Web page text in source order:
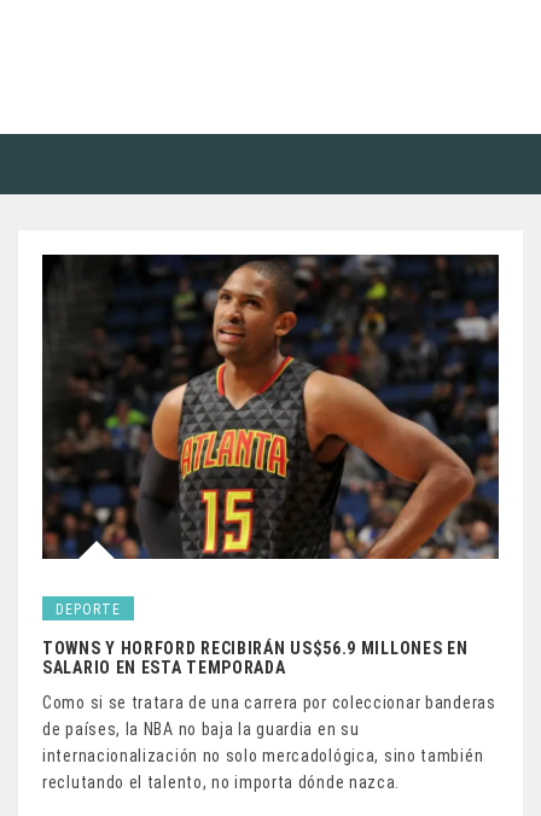
DEPORTE
TOWNS Y HORFORD RECIBIRÁN US$56.9 MILLONES EN
SALARIO EN ESTA TEMPORADA
Como si se tratara de una carrera por coleccionar banderas
de países, la NBA no baja la guardia en su
internacionalización no solo mercadológica, sino también
reclutando el talento, no importa dónde nazca.